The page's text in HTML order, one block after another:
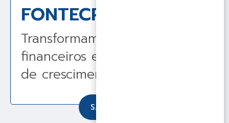
FONTECRED
Transformamos desafios
financeiros em oportunidade
de crescimento.
SAIBA MAIS